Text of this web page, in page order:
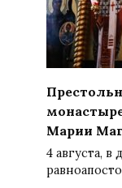
Марии
4 августа, в